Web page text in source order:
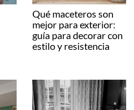
Qué maceteros son
mejor para exterior:
guía para decorar con
estilo y resistencia